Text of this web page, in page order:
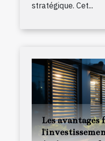
stratégique. Cet...
Les avantages